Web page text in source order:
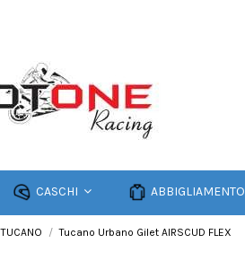
CASCHI ABBIGLIAMENTO
TUCANO Tucano Urbano Gilet AIRSCUD FLEX